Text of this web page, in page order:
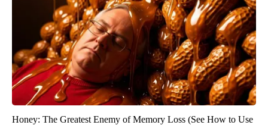
Honey: The Greatest Enemy of Memory Loss (See How to Use